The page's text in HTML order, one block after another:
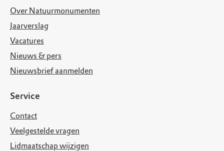
Over Natuurmonumenten
Jaarverslag
Vacatures
Nieuws & pers
Nieuwsbrief aanmelden
Service
Contact
Veelgestelde vragen
Lidmaatschap wijzigen